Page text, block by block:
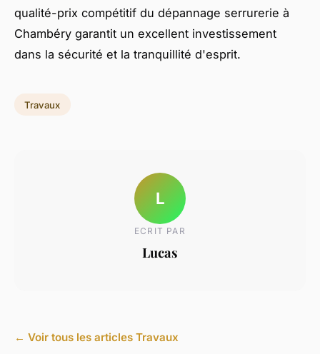
qualité-prix compétitif du dépannage serrurerie à
Chambéry garantit un excellent investissement
dans la sécurité et la tranquillité d'esprit.
Travaux
L
ECRIT PAR
Lucas
← Voir tous les articles Travaux